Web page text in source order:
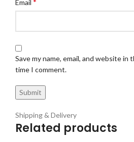
Email
Save my name, email, and website
time I comment.
Shipping & Delivery
Related products